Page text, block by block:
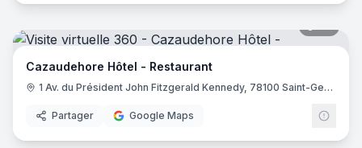
Cazaudehore Hôtel - Restaurant
1 Av. du Président John Fitzgerald Kennedy, 78100 Saint-Germain-en-Laye
Partager Google Maps
17